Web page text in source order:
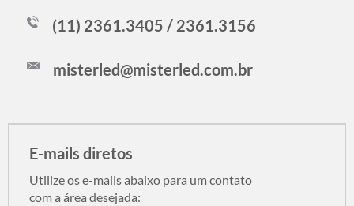
(11) 2361.3405 / 2361.3156
misterled@misterled.com.br
E-mails diretos
Utilize os e-mails abaixo para um contato
com a área desejada: